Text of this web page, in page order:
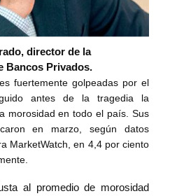
director de la
Bancos Privados.
fuertemente golpeadas por el
antes de la tragedia la
morosidad en todo el país. Sus
en marzo, según datos
MarketWatch, en 4,4 por ciento
al promedio de morosidad